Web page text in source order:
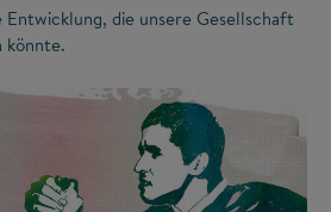
die unsere Gesellschaft
könnte.